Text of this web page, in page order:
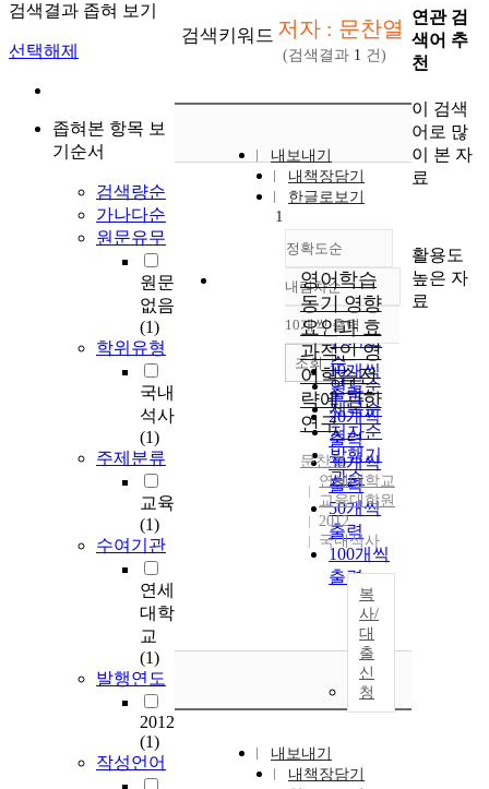
검색결과 좁혀 보기
선택해제
좁혀본 항목 보
기순서
검색량순
가나다순
원문유무
원문
없음
(1)
학위유형
국내
석사
(1)
주제분류
교육
(1)
수여기관
연세
대학
교
(1)
발행연도
2012
(1)
작성언어
검색키워드 저자 : 문찬열
(검색결과 1 건)
내보내기
내책장담기
한글로보기
정확도순
정확도
순
인기도
순
연도순
제목순
저자순
발행기
관순
내림차순
내림차순
10개씩 출력
10개씩
출력
20개씩
출력
30개씩
출력
50개씩
출력
100개씩
출력
조회
1
영어학습
동기 영향
요인과 효
과적인 영
어학습전
략에 관한
연구
문찬열
연세대학교
교육대학원
2012
국내석사
복
사/
대
출
신
청
내보내기
내책장담기
연관 검
색어 추
천
이 검색
어로 많
이 본 자
료
활용도
높은 자
료